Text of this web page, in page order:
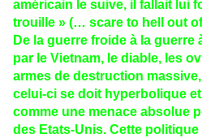
américain le suive, il fallait lui
trouille » (… scare to hell out
De la guerre froide à la guerre
par le Vietnam, le diable, les
armes de destruction
celui-ci se doit hyperbolique
comme une menace absolue
des Etats-Unis. Cette